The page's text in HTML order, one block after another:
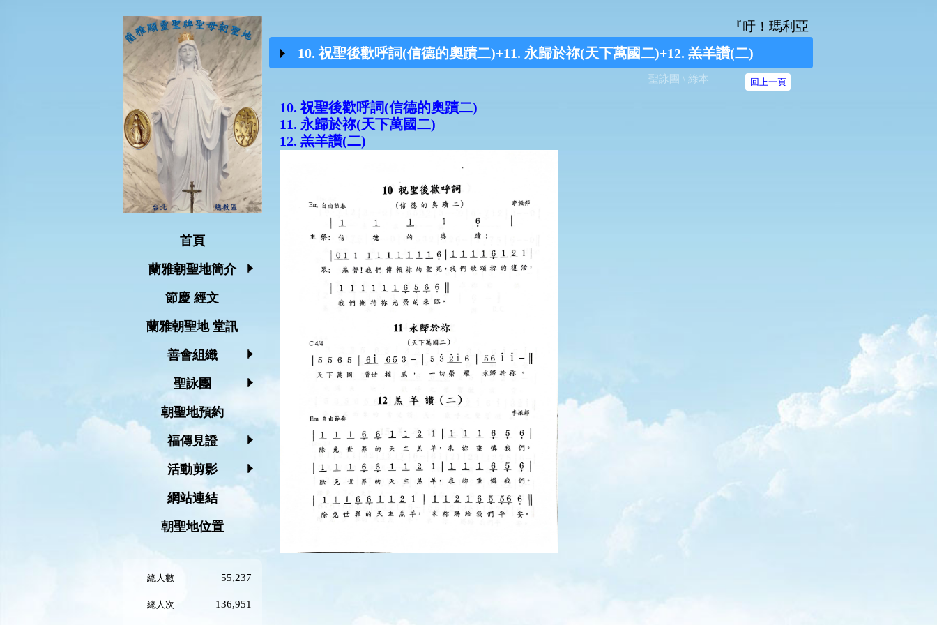
首頁
蘭雅朝聖地簡介
節慶 經文
蘭雅朝聖地 堂訊
善會組織
聖詠團
朝聖地預約
福傳見證
活動剪影
網站連結
朝聖地位置
總人數 55,237
總人次 136,951
『吁！瑪利亞，無染原罪之始胎，
10. 祝聖後歡呼詞(信德的奧蹟二)+11. 永歸於祢(天下萬國二)+12. 羔羊讚(二)
回上一頁
聖詠團 \ 綠本
10. 祝聖後歡呼詞(信德的奧蹟二)
11. 永歸於祢(天下萬國二)
12. 羔羊讚(二)